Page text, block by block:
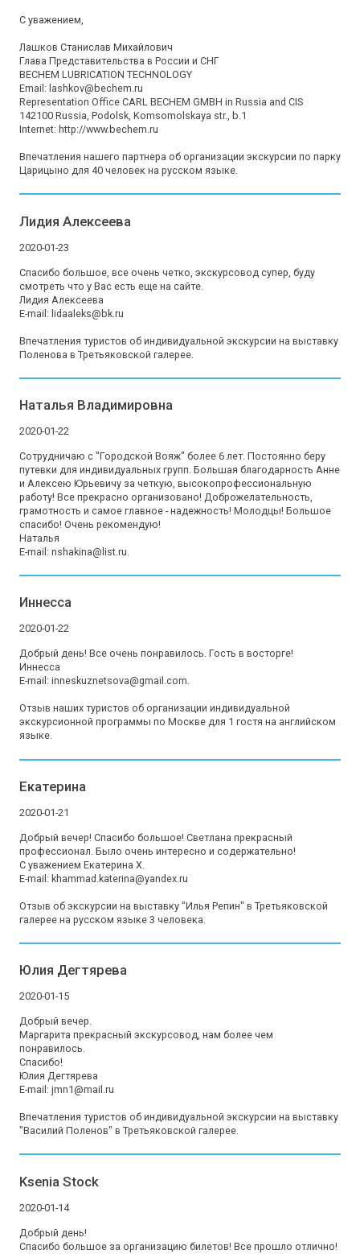
С уважением,
Лашков Станислав Михайлович
Глава Представительства в России и СНГ
BECHEM LUBRICATION TECHNOLOGY
Email: lashkov@bechem.ru
Representation Office CARL BECHEM GMBH in Russia and CIS
142100 Russia, Podolsk, Komsomolskaya str., b.1
Internet: http://www.bechem.ru
Впечатления нашего партнера об организации экскурсии по парку
Царицыно для 40 человек на русском языке.
Лидия Алексеева
2020-01-23
Спасибо большое, все очень четко, экскурсовод супер, буду
смотреть что у Вас есть еще на сайте.
Лидия Алексеева
E-mail: lidaaleks@bk.ru
Впечатления туристов об индивидуальной экскурсии на выставку
Поленова в Третьяковской галерее.
Наталья Владимировна
2020-01-22
Сотрудничаю с "Городской Вояж" более 6 лет. Постоянно беру
путевки для индивидуальных групп. Большая благодарность Анне
и Алексею Юрьевичу за четкую, высокопрофессиональную
работу! Все прекрасно организовано! Доброжелательность,
грамотность и самое главное - надежность! Молодцы! Большое
спасибо! Очень рекомендую!
Наталья
E-mail: nshakina@list.ru.
Иннесса
2020-01-22
Добрый день! Все очень понравилось. Гость в восторге!
Иннесса
E-mail: inneskuznetsova@gmail.com.
Отзыв наших туристов об организации индивидуальной
экскурсионной программы по Москве для 1 гостя на английском
языке.
Екатерина
2020-01-21
Добрый вечер! Спасибо большое! Светлана прекрасный
профессионал. Было очень интересно и содержательно!
С уважением Екатерина Х.
E-mail: khammad.katerina@yandex.ru
Отзыв об экскурсии на выставку "Илья Репин" в Третьяковской
галерее на русском языке 3 человека.
Юлия Дегтярева
2020-01-15
Добрый вечер.
Маргарита прекрасный экскурсовод, нам более чем
понравилось.
Спасибо!
Юлия Дегтярева
E-mail: jmn1@mail.ru
Впечатления туристов об индивидуальной экскурсии на выставку
"Василий Поленов" в Третьяковской галерее.
Ksenia Stock
2020-01-14
Добрый день!
Спасибо большое за организацию билетов! Все прошло отлично!